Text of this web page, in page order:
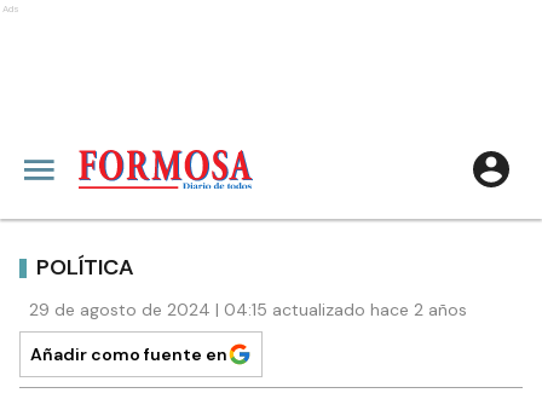
Ads
POLÍTICA
29 de agosto de 2024 | 04:15 actualizado hace 2 años
Añadir como fuente en